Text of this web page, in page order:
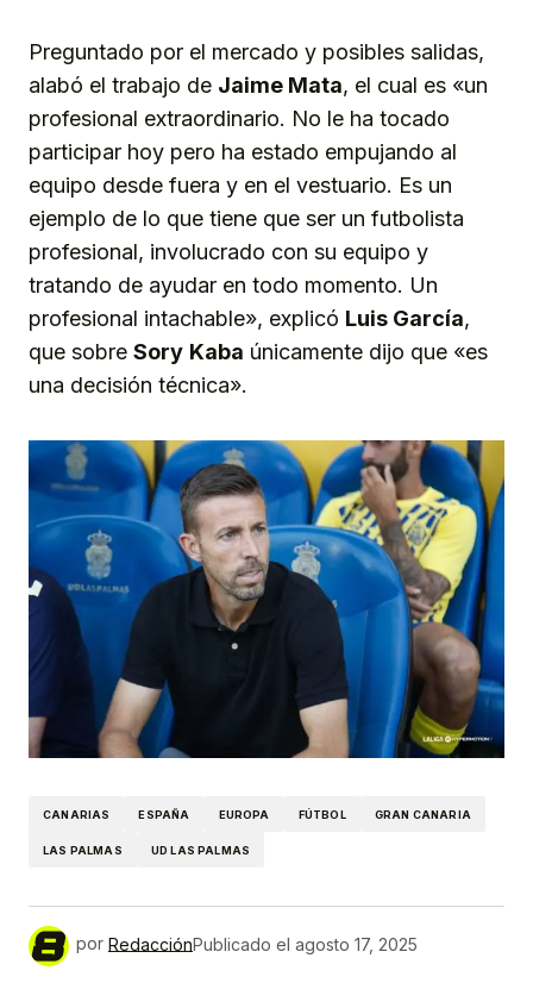
Preguntado por el mercado y posibles salidas,
alabó el trabajo de Jaime Mata, el cual es «un
profesional extraordinario. No le ha tocado
participar hoy pero ha estado empujando al
equipo desde fuera y en el vestuario. Es un
ejemplo de lo que tiene que ser un futbolista
profesional, involucrado con su equipo y
tratando de ayudar en todo momento. Un
profesional intachable», explicó Luis García,
que sobre Sory Kaba únicamente dijo que «es
una decisión técnica».
CANARIAS ESPAÑA EUROPA FÚTBOL GRAN CANARIA
LAS PALMAS UD LAS PALMAS
por RedacciónPublicado el agosto 17, 2025